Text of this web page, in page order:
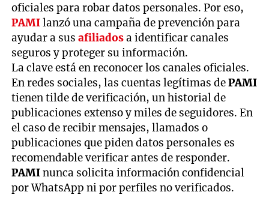
oficiales para robar datos personales. Por eso,
PAMIlanzó una campaña de prevención para
ayudar a susafiliadosa identificar canales
seguros y proteger su información.
La clave está en reconocer los canales oficiales.
En redes sociales, las cuentas legítimas dePAMI
tienen tilde de verificación, un historial de
publicaciones extenso y miles de seguidores. En
el caso de recibir mensajes, llamados o
publicaciones que piden datos personales es
recomendable verificar antes de responder.
PAMInunca solicita información confidencial
por WhatsApp ni por perfiles no verificados.